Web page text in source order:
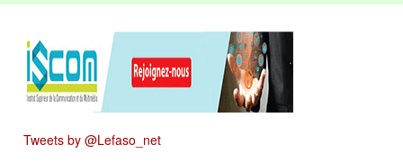
Tweets by @Lefaso_net